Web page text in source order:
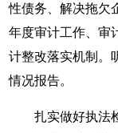
性债务、解决拖欠
年度审计工作、审
计整改落实机制。
情况报告。
扎实做好执法